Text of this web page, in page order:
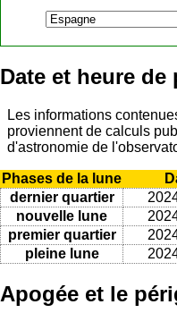
Date et heure de
Les informations
proviennent de calculs
d'astronomie de
Phases de la lune
dernier quartier
nouvelle lune
premier quartier
pleine lune
Apogée et le